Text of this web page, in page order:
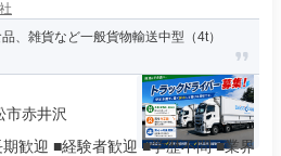
、雑貨など一般貨物輸送中型（4t）
市赤井沢
歓迎 ■経験者歓迎 ■学歴不問 ■業界